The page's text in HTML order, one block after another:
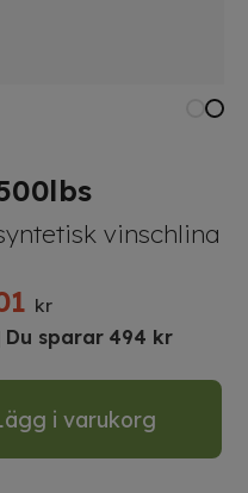
vinschlina
kr
Du sparar 494 kr
i varukorg